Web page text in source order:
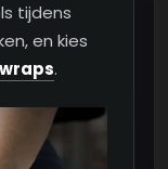
tijdens
en kies
.